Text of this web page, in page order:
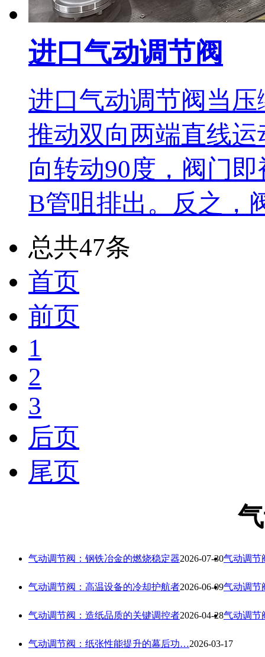
进口气动调节阀
进口气动调节阀当
推动双向两端直线
向转动90度，阀门
B管咀排出。反之，
总共47条
首页
前页
1
2
3
后页
尾页
2026-07-30
气动调节阀：钢铁冶金的燃烧稳定器 气动调节
2026-06-09
气动调节阀：高温设备的冷却护航者 气动调节
2026-04-28
气动调节阀：造纸品质的关键调控者 气动调节
2026-03-17
气动调节阀：纸张性能提升的幕后功…